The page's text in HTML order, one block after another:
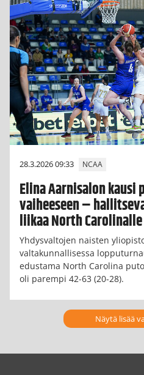
28.3.2026 09:33 NCAA
Elina Aarnisalon kausi
vaiheeseen –
liikaa North Carolinalle
Yhdysvaltojen naisten
valtakunnallisessa
edustama North Carolina
oli parempi 42-63 (20-28).
Näytä lisää